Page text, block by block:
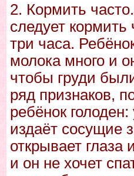
2. Кормить
следует
три часа.
молока много и
чтобы груди
ряд признаков,
ребёнок
издаёт сосущие
открывает глаза
и он не хочет